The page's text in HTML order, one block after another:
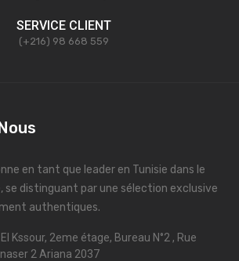
SERVICE CLIENT
(+216) 98 668 559
en tant que leader en Tunisie dans le
se distinguant par une sélection exclusive
authentiques.
Kssour, 2eme étage, Bureau N°2 , Rue
2 Ariana 2037